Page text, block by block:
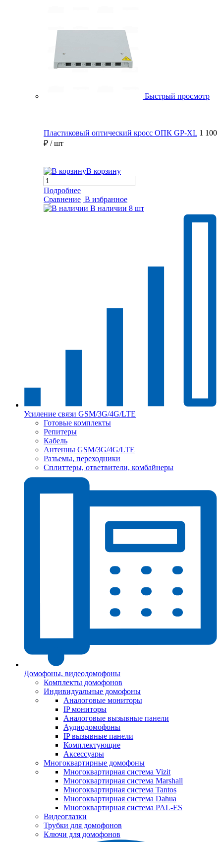
Быстрый просмотр
Пластиковый оптический кросс ОПК GP-XL 1 100
₽ / шт
В корзину
Подробнее
Сравнение В избранное
В наличии 8 шт
Усиление связи GSM/3G/4G/LTE
Готовые комплекты
Репитеры
Кабель
Антенны GSM/3G/4G/LTE
Разъемы, переходники
Сплиттеры, ответвители, комбайнеры
Домофоны, видеодомофоны
Комплекты домофонов
Индивидуальные домофоны
Аналоговые мониторы
IP мониторы
Аналоговые вызывные панели
Аудиодомофоны
IP вызывные панели
Комплектующие
Аксессуары
Многоквартирные домофоны
Многоквартирная система Vizit
Многоквартирная система Marshall
Многоквартирная система Tantos
Многоквартирная система Dahua
Многоквартирная система PAL-ES
Видеоглазки
Трубки для домофонов
Ключи для домофонов